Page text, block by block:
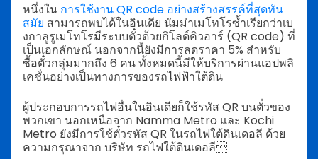
หนึ่งใน การใช้งาน QR code อย่างสร้างสรรค์ที่สุดทัน
สมัย สามารถพบได้ในอินเดีย นัมม่าเมโทโรซ้ำเรียกว่าเบ
งกาลูรูเมโทโรมีระบบตั๋วด้วยกิโลด์คิวอาร์ (QR code) ที่
เป็นเอกลักษณ์ นอกจากนี้ยังมีการลดราคา 5% สำหรับ
ซื้อตั๋วกลุ่มมากถึง 6 คน ทั้งหมดนี้มีให้บริการผ่านแอปพลิ
เคชั่นอย่างเป็นทางการของรถไฟฟ้าใต้ดิน
ผู้ประกอบการรถไฟอื่นในอินเดียก็ใช้รหัส QR บนตั๋วของ
พวกเขา นอกเหนือจาก Namma Metro และ Kochi
Metro ยังมีการใช้ตั๋วรหัส QR ในรถไฟใต้ดินเดอลี ด้วย
ความกรุณาจาก บริษัท รถไฟใต้ดินเดอลี